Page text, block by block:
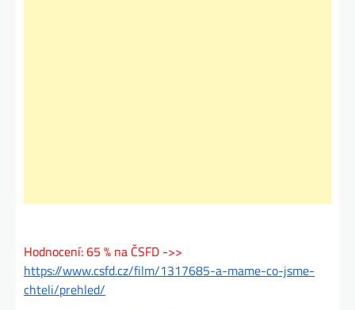
Hodnocení: 65 % na ČSFD ->>
https://www.csfd.cz/film/1317685-a-mame-co-jsme-
chteli/prehled/